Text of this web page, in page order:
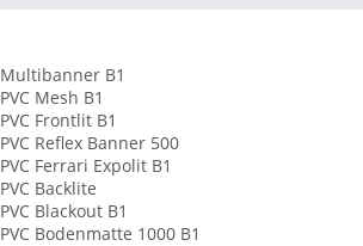
Multibanner B1
PVC Mesh B1
PVC Frontlit B1
PVC Reflex Banner 500
PVC Ferrari Expolit B1
PVC Backlite
PVC Blackout B1
PVC Bodenmatte 1000 B1